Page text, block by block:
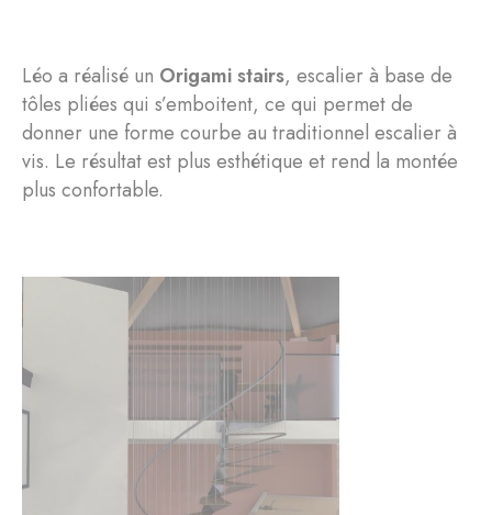
Léo a réalisé un Origami stairs, escalier à base de
tôles pliées qui s’emboitent, ce qui permet de
donner une forme courbe au traditionnel escalier à
vis. Le résultat est plus esthétique et rend la montée
plus confortable.